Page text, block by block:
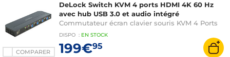
COMPARER
DeLock Switch KVM 4 ports HDMI 4K 60 Hz
avec hub USB 3.0 et audio intégré
Commutateur écran clavier souris KVM 4 Ports
HDMI - 4K 60 Hz - avec hub 2 Ports USB 3.0, 2
Ports USB 2.0 et Audio
DISPO : EN STOCK
199€95